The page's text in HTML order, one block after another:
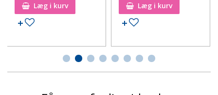
Læg i kurv
Tilføj til ønskeseddel
Læg i kurv
Tilføj til ønskeseddel